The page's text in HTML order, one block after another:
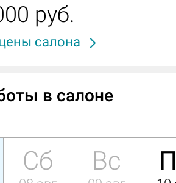
руб.
салона
в салоне
Сб Вс